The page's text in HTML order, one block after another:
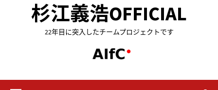
杉江義浩OFFICIAL
22年目に突入したチームプロジェクトです